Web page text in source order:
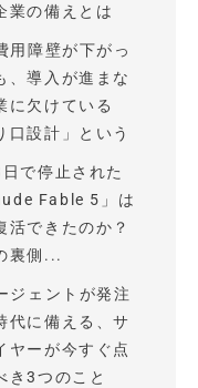
業の備えとは
用障壁が下がっ
、導入が進まな
に欠けている
口設計」という
で停止された
Fable 5」は
活できたのか？
裏側...
ジェントが発注
代に備える、サ
ヤーが今すぐ点
き3つのこと